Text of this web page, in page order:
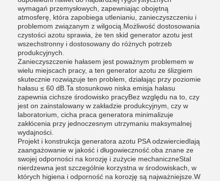
wymagań przemysłowych, zapewniając obojętną
atmosferę, która zapobiega utlenianiu, zanieczyszczeniu i
problemom związanym z wilgocią.Możliwość dostosowania
czystości azotu sprawia, że ten skid generator azotu jest
wszechstronny i dostosowany do różnych potrzeb
produkcyjnych.
Zanieczyszczenie hałasem jest poważnym problemem w
wielu miejscach pracy, a ten generator azotu ze ślizgiem
skutecznie rozwiązuje ten problem, działając przy poziomie
hałasu ≤ 60 dB.Ta stosunkowo niska emisja hałasu
zapewnia cichsze środowisko pracyBez względu na to, czy
jest on zainstalowany w zakładzie produkcyjnym, czy w
laboratorium, cicha praca generatora minimalizuje
zakłócenia przy jednoczesnym utrzymaniu maksymalnej
wydajności.
Projekt i konstrukcja generatora azotu PSA odzwierciedlają
zaangażowanie w jakość i długowieczność.oba znane ze
swojej odporności na korozję i zużycie mechaniczneStal
nierdzewna jest szczególnie korzystna w środowiskach, w
których higiena i odporność na korozję są najważniejsze.W